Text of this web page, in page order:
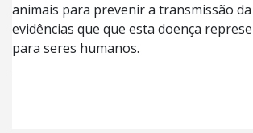
animais para prevenir a transmissão da
evidências que que esta doença
para seres humanos.